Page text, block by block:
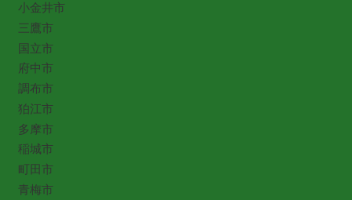
小金井市
三鷹市
国立市
府中市
調布市
狛江市
多摩市
稲城市
町田市
青梅市